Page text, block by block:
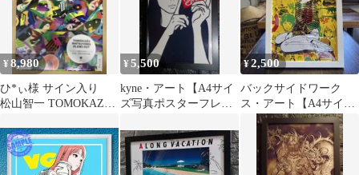
¥8,980
ひ*ぃ様 サイン入り
松山智一 TOMOKAZU
¥5,500
kyne・アート【A4サイ
ズ写真ポスターフレー
スター
¥2,500
バックサイドワーク
ス・アート【A4サイズ
写真ポスターフレーム
付き】ポスター